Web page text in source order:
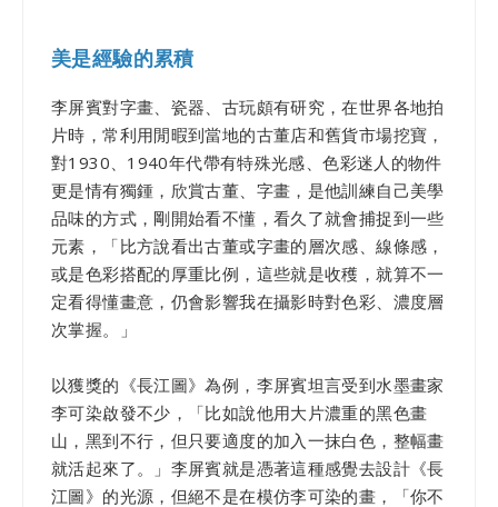
美是經驗的累積
李屏賓對字畫、瓷器、古玩頗有研究，在世界各地拍
片時，常利用閒暇到當地的古董店和舊貨市場挖寶，
對1930、1940年代帶有特殊光感、色彩迷人的物件
更是情有獨鍾，欣賞古董、字畫，是他訓練自己美學
品味的方式，剛開始看不懂，看久了就會捕捉到一些
元素，「比方說看出古董或字畫的層次感、線條感，
或是色彩搭配的厚重比例，這些就是收穫，就算不一
定看得懂畫意，仍會影響我在攝影時對色彩、濃度層
次掌握。」
以獲獎的《長江圖》為例，李屏賓坦言受到水墨畫家
李可染啟發不少，「比如說他用大片濃重的黑色畫
山，黑到不行，但只要適度的加入一抹白色，整幅畫
就活起來了。」李屏賓就是憑著這種感覺去設計《長
江圖》的光源，但絕不是在模仿李可染的畫，「你不